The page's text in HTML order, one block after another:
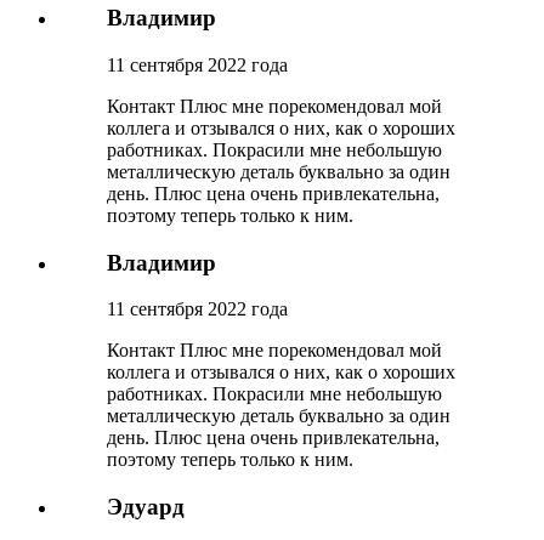
Владимир
11 сентября 2022 года
Контакт Плюс мне порекомендовал мой
коллега и отзывался о них, как о хороших
работниках. Покрасили мне небольшую
металлическую деталь буквально за один
день. Плюс цена очень привлекательна,
поэтому теперь только к ним.
Владимир
11 сентября 2022 года
Контакт Плюс мне порекомендовал мой
коллега и отзывался о них, как о хороших
работниках. Покрасили мне небольшую
металлическую деталь буквально за один
день. Плюс цена очень привлекательна,
поэтому теперь только к ним.
Эдуард